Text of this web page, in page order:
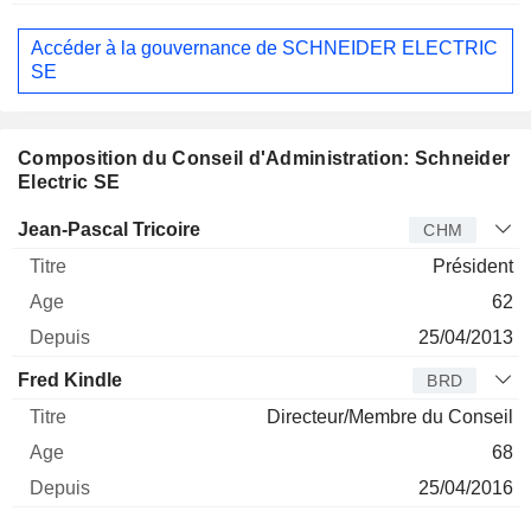
Accéder à la gouvernance de SCHNEIDER ELECTRIC
SE
Composition du Conseil d'Administration: Schneider
Electric SE
Administrateur Titre Age
Jean-Pascal Tricoire CHM
Président
62
25/04/2013
Fred Kindle BRD
Directeur/Membre du Conseil
68
25/04/2016